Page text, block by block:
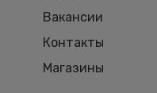
Вакансии
Контакты
Магазины